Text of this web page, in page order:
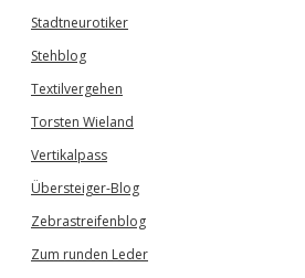
Stadtneurotiker
Stehblog
Textilvergehen
Torsten Wieland
Vertikalpass
Übersteiger-Blog
Zebrastreifenblog
Zum runden Leder